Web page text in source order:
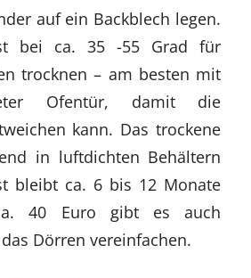
auf ein Backblech legen.
bei ca. 35 -55 Grad für
trocknen – am besten mit
Ofentür, damit die
kann. Das trockene
in luftdichten Behältern
bleibt ca. 6 bis 12 Monate
40 Euro gibt es auch
Dörren vereinfachen.